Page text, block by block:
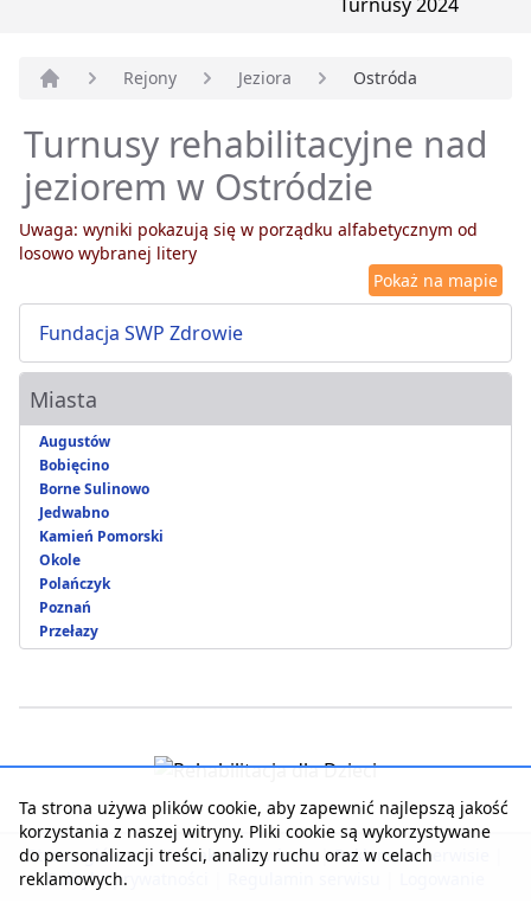
Rejony Jeziora Ostróda
Turnusy rehabilitacyjne nad
jeziorem w Ostródzie
Uwaga: wyniki pokazują się w porządku alfabetycznym od
losowo wybranej litery
Pokaż na mapie
Fundacja SWP Zdrowie
Miasta
Augustów
Bobięcino
Borne Sulinowo
Jedwabno
Kamień Pomorski
Okole
Polańczyk
Poznań
Przełazy
Strona główna | Kontakt z serwisem | Reklama w serwisie
Polityka prywatności
Ta strona używa plików cookie, aby zapewnić najlepszą jakość
korzystania z naszej witryny. Pliki cookie są wykorzystywane
do personalizacji treści, analizy ruchu oraz w celach
reklamowych.